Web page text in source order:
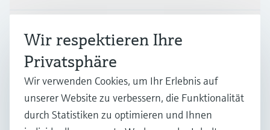
Branchen
Support
Unternehmen
Wir respektieren Ihre
Privatsphäre
Wir verwenden Cookies, um Ihr Erlebnis auf
unserer Website zu verbessern, die Funktionalität
durch Statistiken zu optimieren und Ihnen